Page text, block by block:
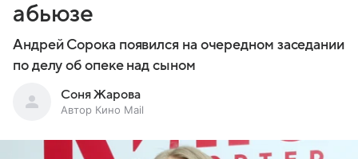
абьюзе
Андрей Сорока появился на очередном заседании
по делу об опеке над сыном
Соня Жарова
Автор Кино Mail